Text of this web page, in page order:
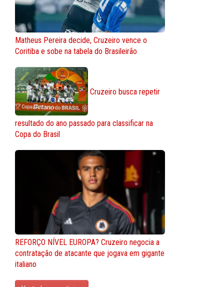
Matheus Pereira decide, Cruzeiro vence o
Coritiba e sobe na tabela do Brasileirão
Cruzeiro busca repetir
resultado do ano passado para classificar na
Copa do Brasil
REFORÇO NÍVEL EUROPA? Cruzeiro negocia a
contratação de atacante que jogava em gigante
italiano